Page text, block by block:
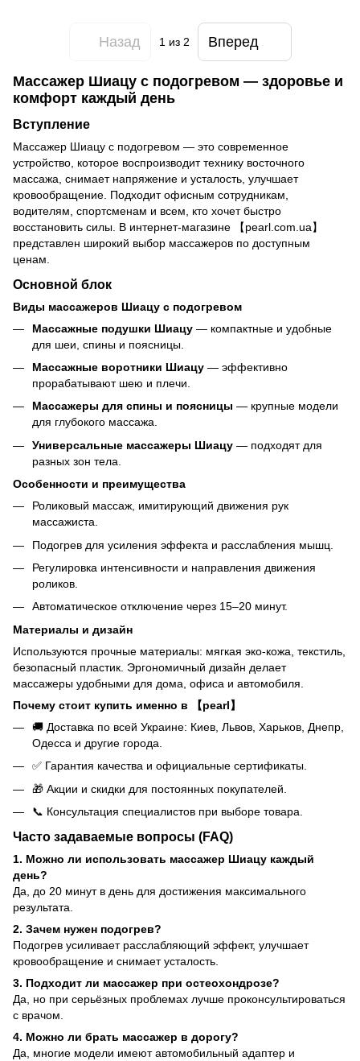
Назад 1 из 2 Вперед
Массажер Шиацу с подогревом — здоровье и
комфорт каждый день
Вступление
Массажер Шиацу с подогревом — это современное
устройство, которое воспроизводит технику восточного
массажа, снимает напряжение и усталость, улучшает
кровообращение. Подходит офисным сотрудникам,
водителям, спортсменам и всем, кто хочет быстро
восстановить силы. В интернет-магазине 【pearl.com.ua】
представлен широкий выбор массажеров по доступным
ценам.
Основной блок
Виды массажеров Шиацу с подогревом
Массажные подушки Шиацу — компактные и удобные
для шеи, спины и поясницы.
Массажные воротники Шиацу — эффективно
прорабатывают шею и плечи.
Массажеры для спины и поясницы — крупные модели
для глубокого массажа.
Универсальные массажеры Шиацу — подходят для
разных зон тела.
Особенности и преимущества
Роликовый массаж, имитирующий движения рук
массажиста.
Подогрев для усиления эффекта и расслабления мышц.
Регулировка интенсивности и направления движения
роликов.
Автоматическое отключение через 15–20 минут.
Материалы и дизайн
Используются прочные материалы: мягкая эко-кожа, текстиль,
безопасный пластик. Эргономичный дизайн делает
массажеры удобными для дома, офиса и автомобиля.
Почему стоит купить именно в 【pearl】
🚚 Доставка по всей Украине: Киев, Львов, Харьков, Днепр,
Одесса и другие города.
✅ Гарантия качества и официальные сертификаты.
🎁 Акции и скидки для постоянных покупателей.
📞 Консультация специалистов при выборе товара.
Часто задаваемые вопросы (FAQ)
1. Можно ли использовать массажер Шиацу каждый
день?
Да, до 20 минут в день для достижения максимального
результата.
2. Зачем нужен подогрев?
Подогрев усиливает расслабляющий эффект, улучшает
кровообращение и снимает усталость.
3. Подходит ли массажер при остеохондрозе?
Да, но при серьёзных проблемах лучше проконсультироваться
с врачом.
4. Можно ли брать массажер в дорогу?
Да, многие модели имеют автомобильный адаптер и